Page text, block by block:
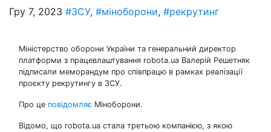
Гру 7, 2023 #ЗСУ, #міноборони, #рекрутинг
Міністерство оборони України та генеральний директор
платформи з працевлаштування robota.ua Валерій Решетняк
підписали меморандум про співпрацю в рамках реалізації
проєкту рекрутингу в ЗСУ.
Про це повідомляє Міноборони.
Відомо, що robota.ua стала третьою компанією, з якою